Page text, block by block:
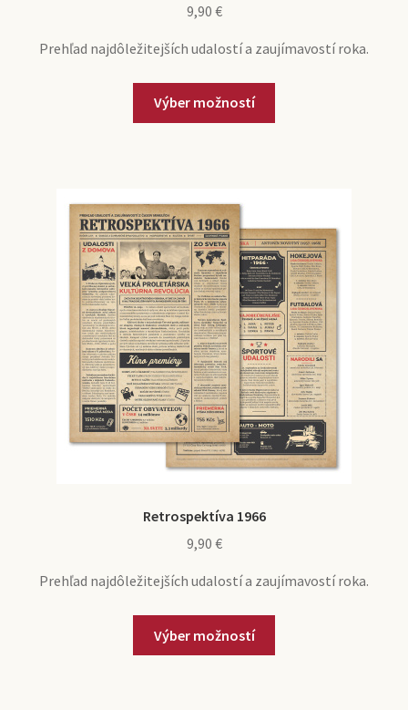
9,90 €
Prehľad najdôležitejších udalostí a zaujímavostí roka.
Výber možností
Retrospektíva 1966
9,90 €
Prehľad najdôležitejších udalostí a zaujímavostí roka.
Výber možností